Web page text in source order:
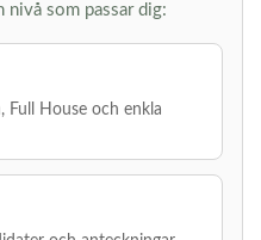
nivå som passar dig:
Full House och enkla